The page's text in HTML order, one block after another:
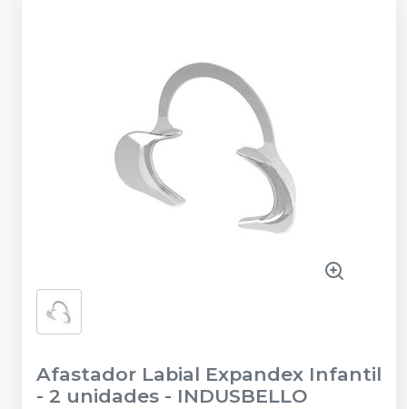
Afastador Labial Expandex Infantil
- 2 unidades - INDUSBELLO